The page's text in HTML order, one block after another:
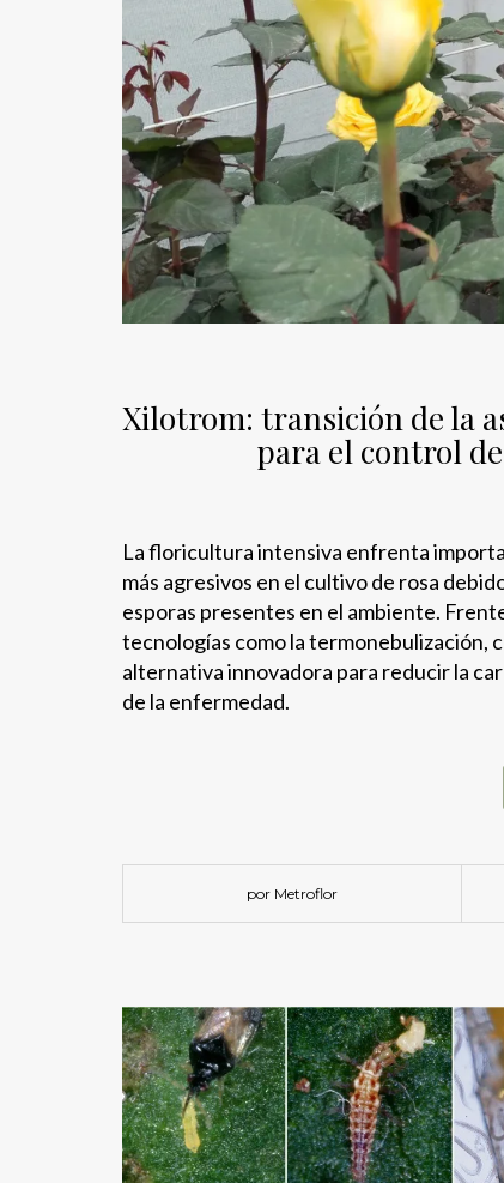
Xilotrom: transición de la
para el control
La floricultura intensiva enfrenta
más agresivos en el cultivo de rosa
esporas presentes en el ambiente.
tecnologías como la termonebulización,
alternativa innovadora para reducir la
de la enfermedad.
por Metroflor